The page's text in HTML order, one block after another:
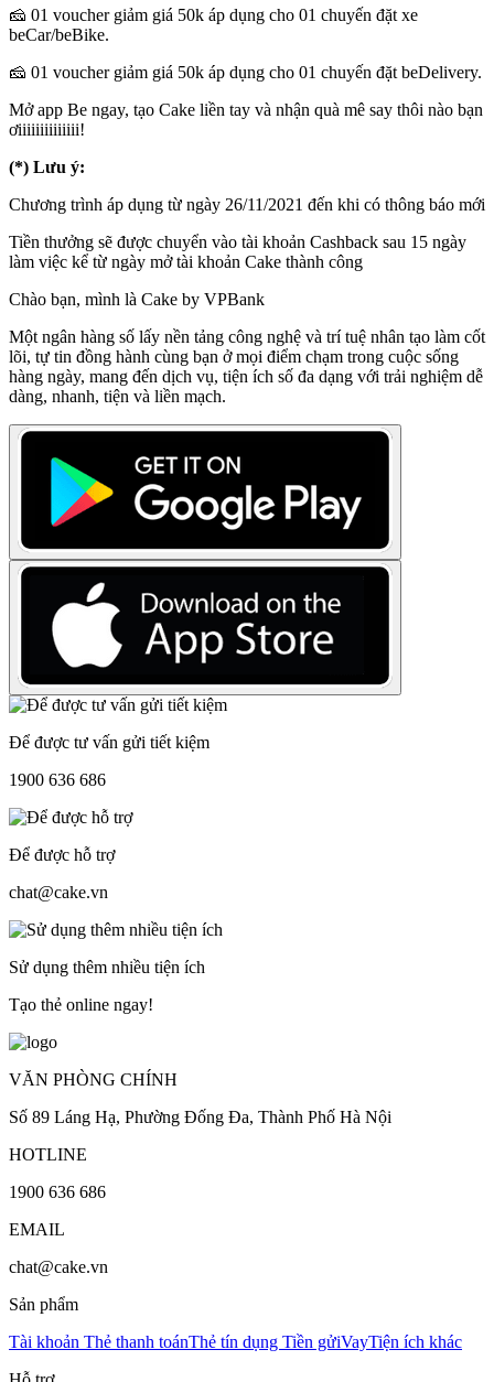
🧀 01 voucher giảm giá 50k áp dụng cho 01 chuyến đặt xe
beCar/beBike.
🧀 01 voucher giảm giá 50k áp dụng cho 01 chuyến đặt beDelivery.
Mở app Be ngay, tạo Cake liền tay và nhận quà mê say thôi nào bạn
ơiiiiiiiiiiiiii!
(*) Lưu ý:
Chương trình áp dụng từ ngày 26/11/2021 đến khi có thông báo mới
Tiền thưởng sẽ được chuyển vào tài khoản Cashback sau 15 ngày
làm việc kể từ ngày mở tài khoản Cake thành công
Chào bạn, mình là Cake by VPBank
Một ngân hàng số lấy nền tảng công nghệ và trí tuệ nhân tạo làm cốt
lõi, tự tin đồng hành cùng bạn ở mọi điểm chạm trong cuộc sống
hàng ngày, mang đến dịch vụ, tiện ích số đa dạng với trải nghiệm dễ
dàng, nhanh, tiện và liền mạch.
Để được tư vấn gửi tiết kiệm
1900 636 686
Để được hỗ trợ
chat@cake.vn
Sử dụng thêm nhiều tiện ích
Tạo thẻ online ngay!
VĂN PHÒNG CHÍNH
Số 89 Láng Hạ, Phường Đống Đa, Thành Phố Hà Nội
HOTLINE
1900 636 686
EMAIL
chat@cake.vn
Sản phẩm
Tài khoản Thẻ thanh toánThẻ tín dụng Tiền gửiVayTiện ích khác